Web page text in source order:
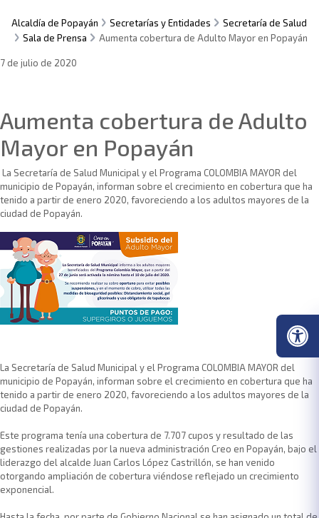
Alcaldía de Popayán Secretarías y Entidades
Secretaría de Salud
Sala de Prensa
Aumenta cobertura de Adulto Mayor en Popayán
7 de julio de 2020
Aumenta cobertura de Adulto
Mayor en Popayán
La Secretaría de Salud Municipal y el Programa COLOMBIA MAYOR del
municipio de Popayán, informan sobre el crecimiento en cobertura que ha
tenido a partir de enero 2020, favoreciendo a los adultos mayores de la
ciudad de Popayán.
La Secretaría de Salud Municipal y el Programa COLOMBIA MAYOR del
municipio de Popayán, informan sobre el crecimiento en cobertura que ha
tenido a partir de enero 2020, favoreciendo a los adultos mayores de la
ciudad de Popayán.
Este programa tenía una cobertura de 7.707 cupos y resultado de las
gestiones realizadas por la nueva administración Creo en Popayán, bajo el
liderazgo del alcalde Juan Carlos López Castrillón, se han venido
otorgando ampliación de cobertura viéndose reflejado un crecimiento
exponencial.